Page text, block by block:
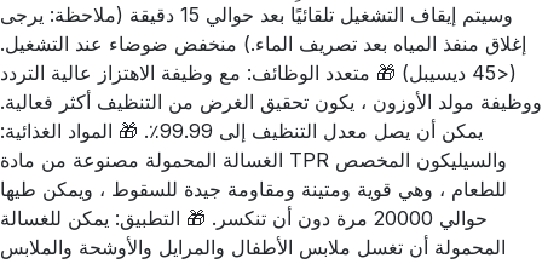
وسيتم إيقاف التشغيل تلقائيًا بعد حوالي 15 دقيقة (ملاحظة: يرجى
إغلاق منفذ المياه بعد تصريف الماء.) منخفض ضوضاء عند التشغيل.
(<45 ديسيبل) 🎁 متعدد الوظائف: مع وظيفة الاهتزاز عالية التردد
ووظيفة مولد الأوزون ، يكون تحقيق الغرض من التنظيف أكثر فعالية.
يمكن أن يصل معدل التنظيف إلى 99.99٪. 🎁 المواد الغذائية:
الغسالة المحمولة مصنوعة من مادة TPR والسيليكون المخصص
للطعام ، وهي قوية ومتينة ومقاومة جيدة للسقوط ، ويمكن طيها
حوالي 20000 مرة دون أن تنكسر. 🎁 التطبيق: يمكن للغسالة
المحمولة أن تغسل ملابس الأطفال والمرايل والأوشحة والملابس